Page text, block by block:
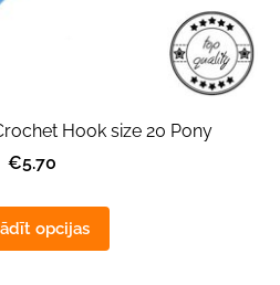
Hook size 20 Pony
€5.70
opcijas